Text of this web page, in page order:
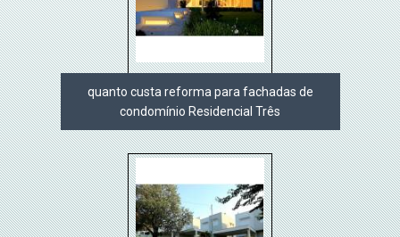
quanto custa reforma para fachadas de
condomínio Residencial Três